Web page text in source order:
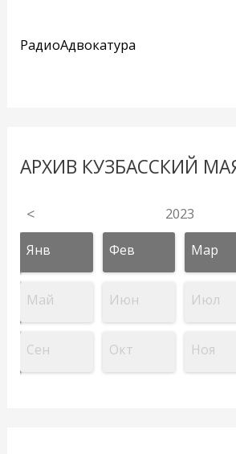
РадиоАдвокатура
АРХИВ КУЗБАССКИЙ
< 2023
Янв Фев Мар
Май Июн Июл
Сен Окт Ноя